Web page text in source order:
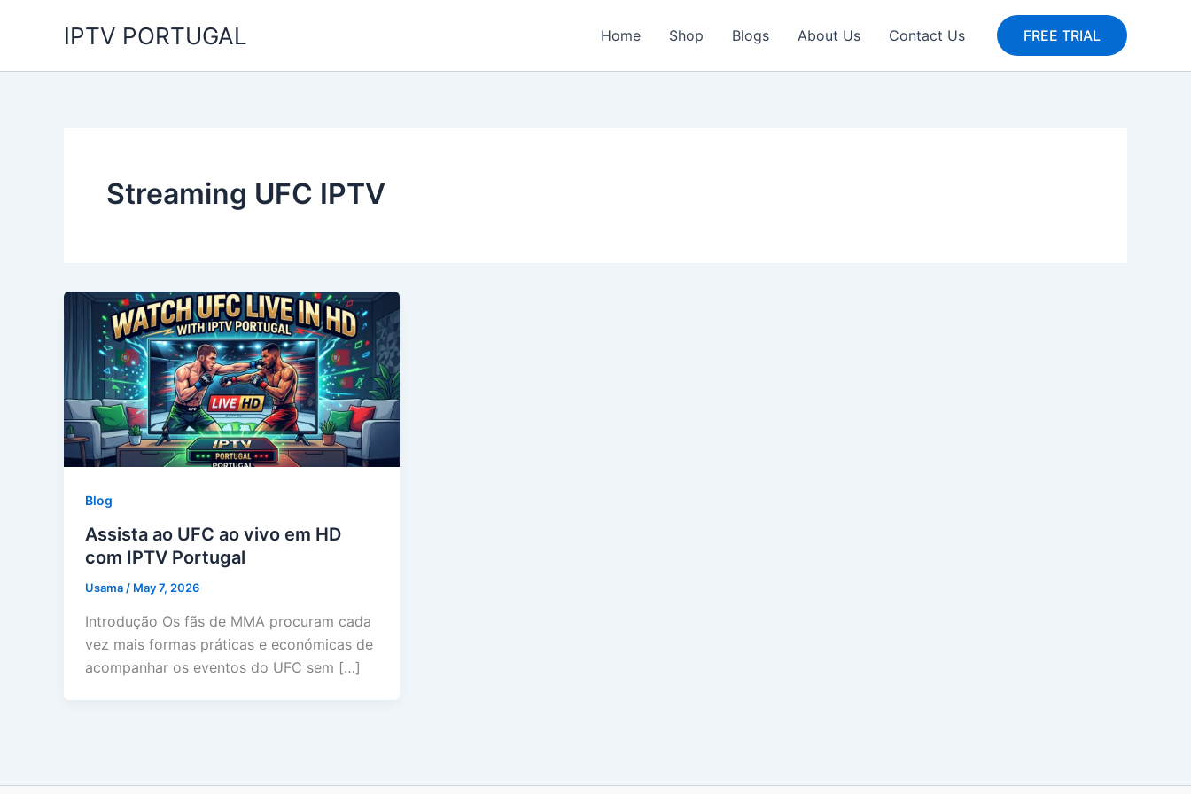
IPTV PORTUGAL Home Shop Blogs About Us Contact Us FREE TRIAL
Streaming UFC IPTV
Blog
Assista ao UFC ao vivo em HD
com IPTV Portugal
Usama / May 7, 2026
Introdução Os fãs de MMA procuram cada
vez mais formas práticas e económicas de
acompanhar os eventos do UFC sem […]